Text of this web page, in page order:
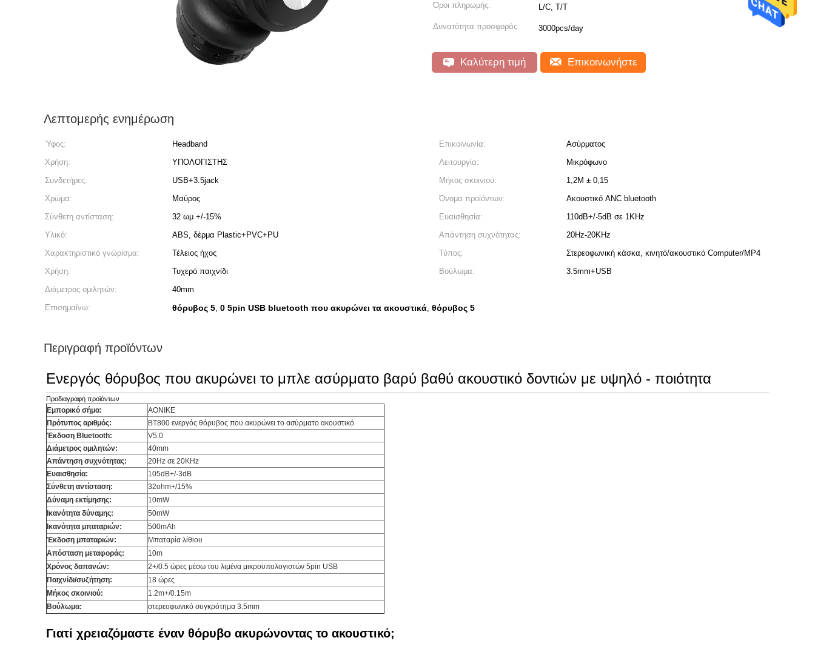
Όροι πληρωμής: L/C, T/T
Δυνατότητα προσφοράς: 3000pcs/day
Καλύτερη τιμή Επικοινωνήστε
Λεπτομερής ενημέρωση
Ύφος: Headband Επικοινωνία:
Ασύρματος
Χρήση:
ΥΠΟΛΟΓΙΣΤΗΣ Λειτουργία:
Μικρόφωνο
Συνδετήρες:
USB+3.5jack Μήκος σκοινιού:
1,2Μ ± 0,15
Χρώμα:
Μαύρος Όνομα προϊόντων:
Ακουστικό ANC bluetooth
Σύνθετη αντίσταση:
32 ωμ +/-15% Ευαισθησία:
110dB+/-5dB σε 1KHz
Υλικό:
ABS, δέρμα Plastic+PVC+PU Απάντηση συχνότητας:
20Hz-20KHz
Χαρακτηριστικό γνώρισμα:
Τέλειος ήχος Τύπος:
Στερεοφωνική κάσκα, κινητό/ακουστικό Computer/MP4
Χρήση:
Τυχερό παιχνίδι Βούλωμα:
3.5mm+USB
Διάμετρος ομιλητών:
40mm
Επισημαίνω:
θόρυβος 5, 0 5pin USB bluetooth που ακυρώνει τα ακουστικά, θόρυβος 5
Περιγραφή προϊόντων
Ενεργός θόρυβος που ακυρώνει το μπλε ασύρματο βαρύ βαθύ ακουστικό δοντιών με υψηλό - ποιότητα
Προδιαγραφή προϊόντων
Εμπορικό σήμα:
AONIKE
Πρότυπος αριθμός:
BT800 ενεργός θόρυβος που ακυρώνει το ασύρματο ακουστικό
Έκδοση Bluetooth:
V5.0
Διάμετρος ομιλητών:
40mm
Απάντηση συχνότητας:
20Hz σε 20KHz
Ευαισθησία:
105dB+/-3dB
Σύνθετη αντίσταση:
32ohm+/15%
Δύναμη εκτίμησης:
10mW
Ικανότητα δύναμης:
50mW
Ικανότητα μπαταριών:
500mAh
Έκδοση μπαταριών:
Μπαταρία λίθιου
Απόσταση μεταφοράς:
10m
Χρόνος δαπανών:
2+/0.5 ώρες μέσω του λιμένα μικροϋπολογιστών 5pin USB
Παιχνίδι/συζήτηση:
18 ώρες
Μήκος σκοινιού:
1.2m+/0.15m
Βούλωμα:
στερεοφωνικό συγκρότημα 3.5mm
Γιατί χρειαζόμαστε έναν θόρυβο ακυρώνοντας το ακουστικό;